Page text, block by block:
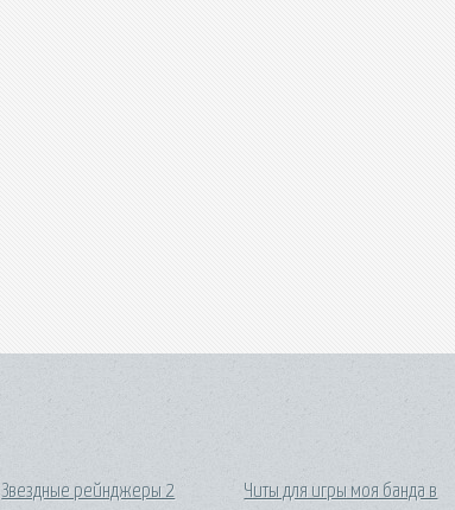
Звездные рейнджеры 2 Читы для игры моя банда в